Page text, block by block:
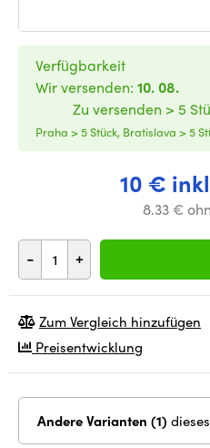
10 €
8.33 €
- +
Verfügbarkeit
Wir versenden: 10. 08.
Zu versenden > 5
Praha > 5 Stück, Bratislava > 5
Zum Vergleich hinzufügen
Preisentwicklung
Andere Varianten (1)